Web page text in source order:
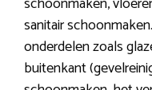
sanitair
onderdelen zoals
buitenkant